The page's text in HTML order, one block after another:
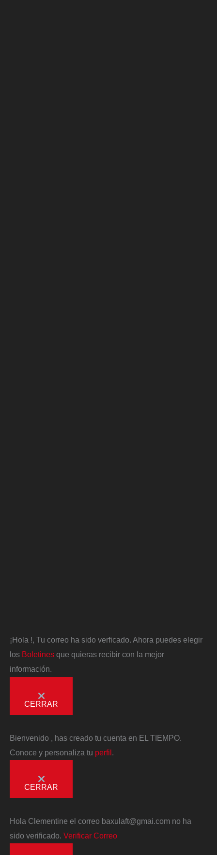
¡Hola !, Tu correo ha sido verficado. Ahora puedes elegir
los Boletines que quieras recibir con la mejor
información.
CERRAR
Bienvenido
, has creado tu cuenta en EL TIEMPO.
Conoce y personaliza tu perfil
CERRAR
Hola Clementine el correo baxulaft@gmai.com no ha
sido verificado. Verificar Correo